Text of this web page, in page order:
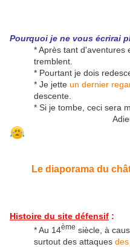
Pourquoi je ne vous écrirai
* Après tant d'aventures
tremblent.
* Pourtant je dois
* Je jette un dernier
descente.
* Si je tombe, ceci sera
Le diaporama du
Histoire du site défensif :
* Au 14ème siècle, à
surtout des attaques